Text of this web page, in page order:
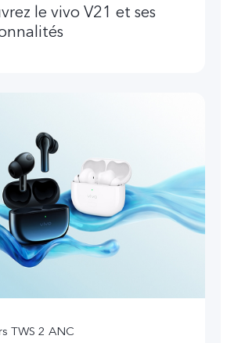
le vivo V21 et ses
TWS 2 ANC